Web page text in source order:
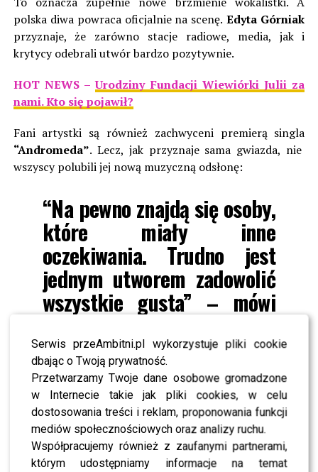
Serwis przeAmbitni.pl wykorzystuje pliki cookie
dbając o Twoją prywatność.
Przetwarzamy Twoje dane osobowe gromadzone
w Internecie takie jak pliki cookies, w celu
dostosowania treści i reklam, proponowania funkcji
mediów społecznościowych oraz analizy ruchu.
Współpracujemy również z zaufanymi partnerami,
którym udostępniamy informacje na temat
polska diwa powraca oficjalnie na scenę. Edyta Górniak
przyznaje, że zarówno stacje radiowe, media, jak i
krytycy odebrali utwór bardzo pozytywnie.
HOT NEWS –Urodziny Fundacji Wiewiórki Julii za
nami. Kto się pojawił?
Fani artystki są również zachwyceni premierą singla
“Andromeda”. Lecz, jak przyznaje sama gwiazda, nie
wszyscy polubili jej nową muzyczną odsłonę:
“Na pewno znajdą się osoby,
które miały inne
oczekiwania. Trudno jest
jednym utworem zadowolić
wszystkie gusta” – mówi
Edyta.
Wokalistka zdradziła w rozmowie z nami, iż wybór
konkretnie tego kierunku muzycznego był w pełni
świadomy i jest ona zadowolona z wykonanej pracy.
POLECAMY –Honorata Skarbek krytykuje inne
gwiazdy! Dlaczego???